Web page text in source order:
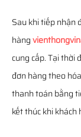
Sau khi tiếp nhận
hàng
cung cấp. Tại thời
đơn hàng theo
thanh toán bằng
kết thúc khi khách